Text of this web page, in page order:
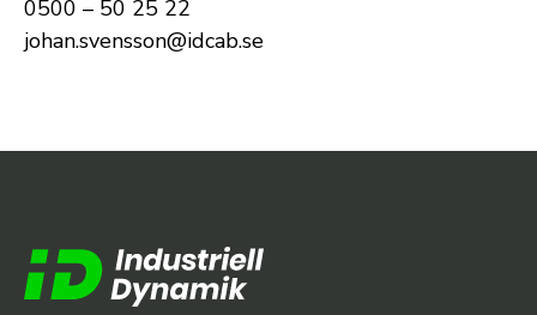
0500 – 50 25 22
johan.svensson@idcab.se